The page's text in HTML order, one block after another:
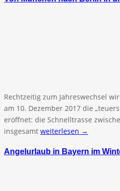
Rechtzeitig zum Jahreswechsel
am 10. Dezember 2017 die
eröffnet: die Schnelltrasse
insgesamt weiterlesen →
Angelurlaub in Bayern im